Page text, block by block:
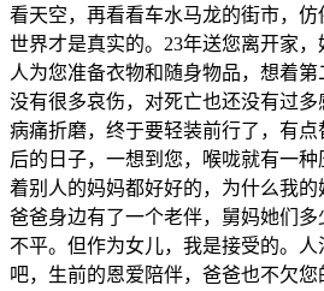
看天空，再看看车水马龙的街市，
世界才是真实的。23年送您离开家
人为您准备衣物和随身物品，想着
没有很多哀伤，对死亡也还没有过
病痛折磨，终于要轻装前行了，有
后的日子，一想到您，喉咙就有一
着别人的妈妈都好好的，为什么我
爸爸身边有了一个老伴，舅妈她们多
不平。但作为女儿，我是接受的。
吧，生前的恩爱陪伴，爸爸也不欠您